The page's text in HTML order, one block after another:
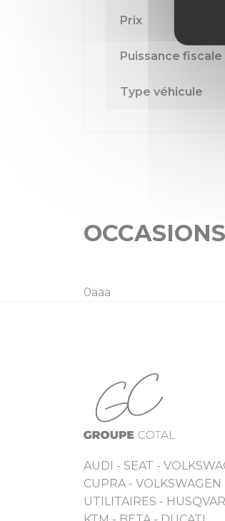
Prix
Puissance fiscale
Type véhicule
0aaa
AUDI - SEAT -
CUPRA - VOLKSWAGEN
UTILITAIRES -